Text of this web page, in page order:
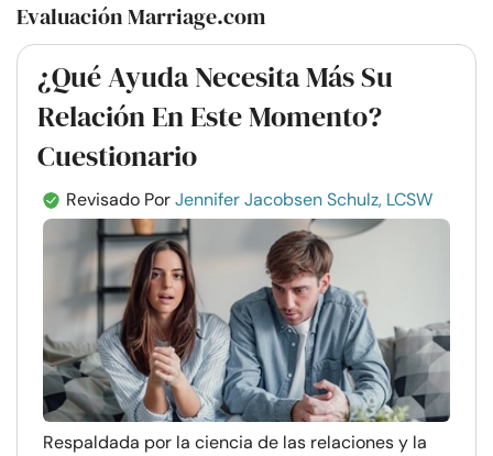
Evaluación Marriage.com
¿Qué Ayuda Necesita Más Su
Relación En Este Momento?
Cuestionario
Revisado PorJennifer Jacobsen Schulz, LCSW
Respaldada por la ciencia de las relaciones y la